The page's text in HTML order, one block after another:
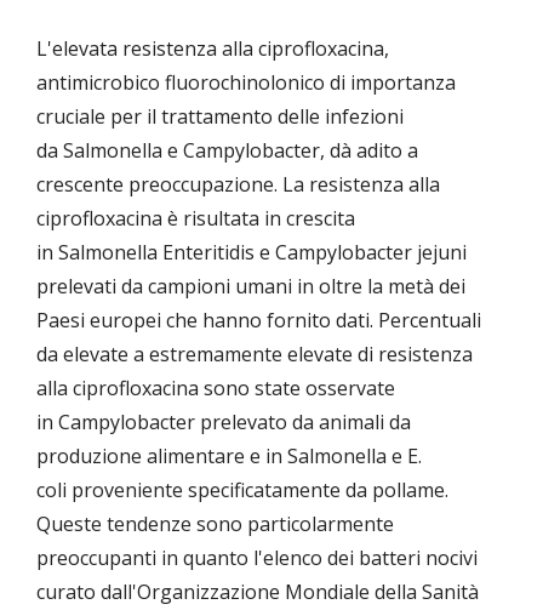
L'elevata resistenza alla ciprofloxacina,
antimicrobico fluorochinolonico di importanza
cruciale per il trattamento delle infezioni
da Salmonella e Campylobacter, dà adito a
crescente preoccupazione. La resistenza alla
ciprofloxacina è risultata in crescita
in Salmonella Enteritidis e Campylobacter jejuni
prelevati da campioni umani in oltre la metà dei
Paesi europei che hanno fornito dati. Percentuali
da elevate a estremamente elevate di resistenza
alla ciprofloxacina sono state osservate
in Campylobacter prelevato da animali da
produzione alimentare e in Salmonella e E.
coli proveniente specificatamente da pollame.
Queste tendenze sono particolarmente
preoccupanti in quanto l'elenco dei batteri nocivi
curato dall'Organizzazione Mondiale della Sanità